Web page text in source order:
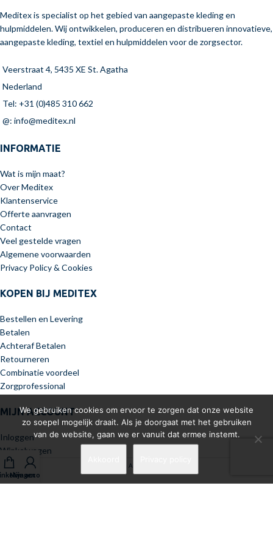
Meditex is specialist op het gebied van aangepaste kleding en
hulpmiddelen. Wij ontwikkelen, produceren en distribueren innovatieve,
aangepaste kleding, textiel en hulpmiddelen voor de zorgsector.
Veerstraat 4, 5435 XE St. Agatha
Nederland
Tel: +31 (0)485 310 662
@: info@meditex.nl
INFORMATIE
Wat is mijn maat?
Over Meditex
Klantenservice
Offerte aanvragen
Contact
Veel gestelde vragen
Algemene voorwaarden
Privacy Policy & Cookies
KOPEN BIJ MEDITEX
Bestellen en Levering
Betalen
Achteraf Betalen
Retourneren
Combinatie voordeel
Zorgprofessional
MIJN ACCOUNT
Inloggen
Winkelwagen
Meditex 2026 All Rights Reserved.
Mijn account
We gebruiken cookies om ervoor te zorgen dat onze website
zo soepel mogelijk draait. Als je doorgaat met het gebruiken
van de website, gaan we er vanuit dat ermee instemt.